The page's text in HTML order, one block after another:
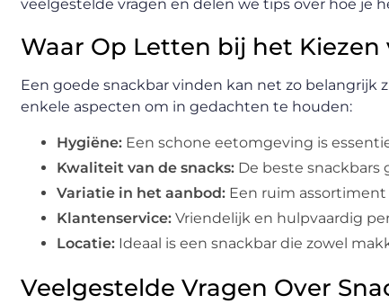
veelgestelde vragen en delen we tips over hoe je
Waar Op Letten bij het
Een goede snackbar vinden kan net zo belangrijk
enkele aspecten om in gedachten te houden:
Hygiëne: Een schone eetomgeving is
Kwaliteit van de snacks: De beste
Variatie in het aanbod: Een ruim
Klantenservice: Vriendelijk en hulpvaardig
Locatie: Ideaal is een snackbar die zowel
Veelgestelde Vragen Over